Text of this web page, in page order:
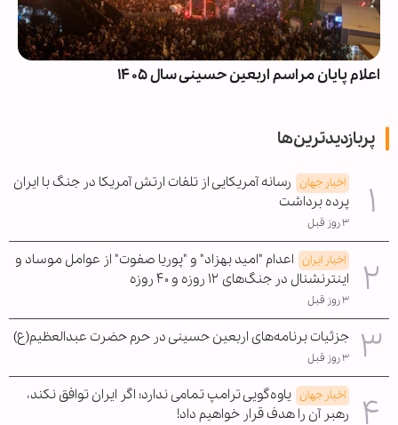
اعلام پایان مراسم اربعین حسینی سال ۱۴۰۵
پربازدیدترین‌ها
اخبار جهان رسانه آمریکایی از تلفات ارتش آمریکا در جنگ با ایران
پرده برداشت
۳ روز قبل
اخبار ایران اعدام "امید بهزاد" و "پوریا صفوت" از عوامل موساد و
اینترنشنال در جنگ‌های ۱۲ روزه و ۴۰ روزه
۳ روز قبل
جزئیات برنامه‌های اربعین حسینی در حرم حضرت عبدالعظیم(ع)
۳ روز قبل
اخبار جهان یاوه‌گویی ترامپ تمامی ندارد؛ اگر ایران توافق نکند،
رهبر آن را هدف قرار خواهیم داد!